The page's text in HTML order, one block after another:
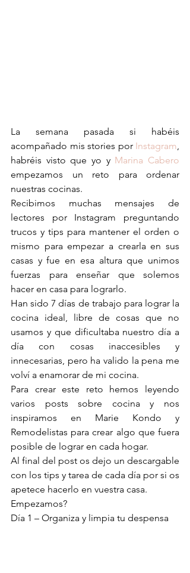
La semana pasada si habéis
acompañado mis stories por Instagram
habréis visto que yo y Marina Cabero
empezamos un reto para ordenar
nuestras cocinas.
Recibimos muchas mensajes de
lectores por Instagram preguntando
trucos y tips para mantener el orden o
mismo para empezar a crearla en sus
casas y fue en esa altura que unimos
fuerzas para enseñar que solemos
hacer en casa para lograrlo.
Han sido 7 días de trabajo para lograr la
cocina ideal, libre de cosas que no
usamos y que dificultaba nuestro día a
día con cosas inaccesibles y
innecesarias, pero ha valido la pena me
volví a enamorar de mi cocina.
Para crear este reto hemos leyendo
varios posts sobre cocina y nos
inspiramos en Marie Kondo y
Remodelistas para crear algo que fuera
posible de lograr en cada hogar.
Al final del post os dejo un descargable
con los tips y tarea de cada día por si os
apetece hacerlo en vuestra casa.
Empezamos?
Día 1 – Organiza y limpia tu despensa